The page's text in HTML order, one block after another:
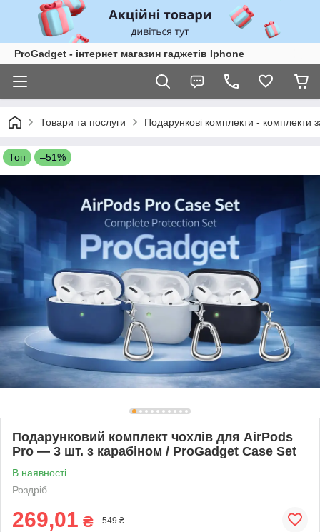
ProGadget - iнтернет магазин гаджетів Iphone
Товари та послуги Подарункові комплекти - комплекти
Топ –51%
Подарунковий комплект чохлів для AirPods
Pro — 3 шт. з карабіном / ProGadget Case Set
В наявності
Роздріб
269,01 ₴ 549 ₴